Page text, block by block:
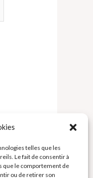
telles que les
Le fait de consentir à
que le comportement de
ou de retirer son